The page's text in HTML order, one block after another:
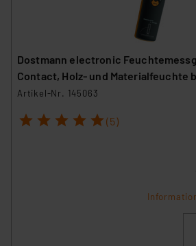
Datenschutzerklärung
Dostmann electronic
Contact, Holz- und Materialfeuchte
Artikel-Nr. 145063
1 2 3 4 5 (5)